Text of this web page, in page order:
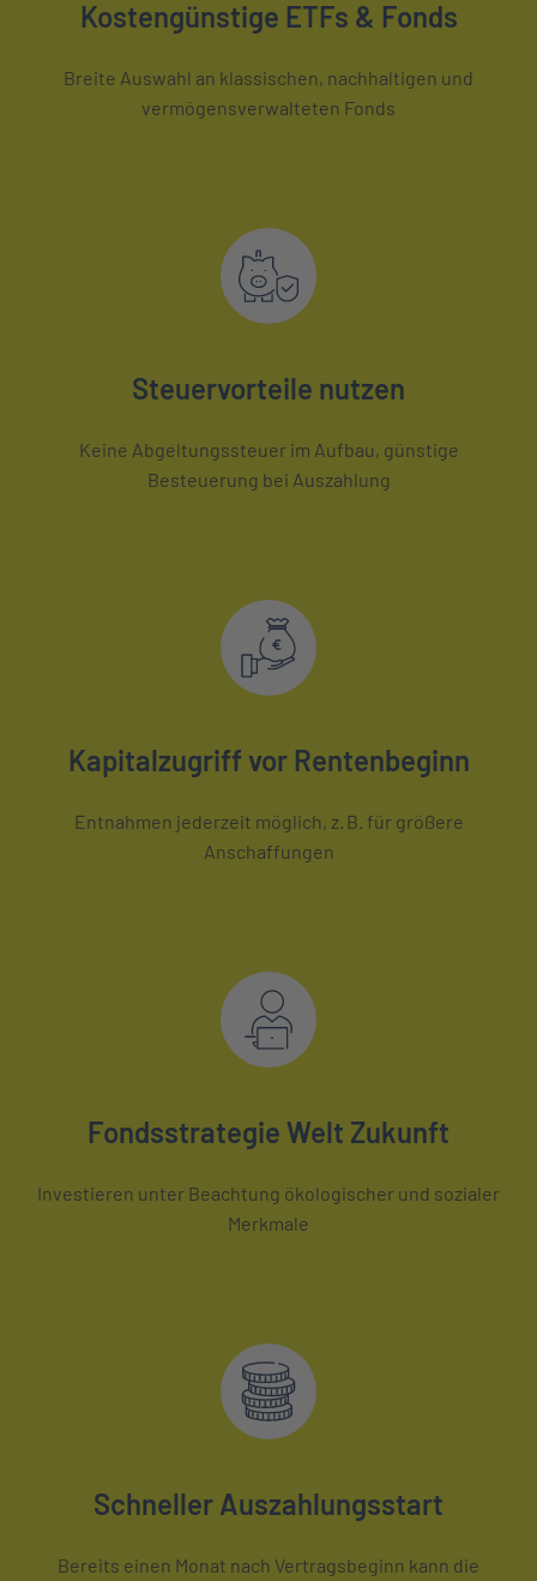
Kostengünstige ETFs & Fonds
Breite Auswahl an klassischen, nachhaltigen und
vermögensverwalteten Fonds
Steuervorteile nutzen
Keine Abgeltungssteuer im Aufbau, günstige
Besteuerung bei Auszahlung
Kapitalzugriff vor Rentenbeginn
Entnahmen jederzeit möglich, z. B. für größere
Anschaffungen
Fondsstrategie Welt Zukunft
Investieren unter Beachtung ökologischer und sozialer
Merkmale
Schneller Auszahlungsstart
Bereits einen Monat nach Vertragsbeginn kann die